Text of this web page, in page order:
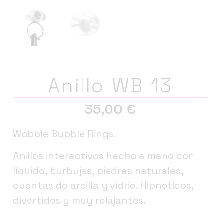
Anillo WB 13
35,00 €
Wobble Bubble Rings.
Anillos interactivos hecho a mano con
líquido, burbujas, piedras naturales,
cuentas de arcilla y vidrio. Hipnóticos,
divertidos y muy relajantes.